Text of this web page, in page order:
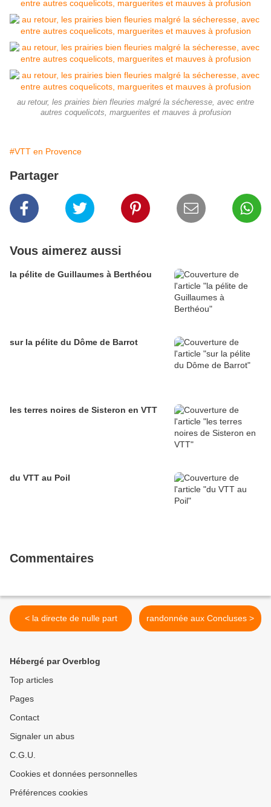
au retour, les prairies bien fleuries malgré la sécheresse, avec entre
autres coquelicots, marguerites et mauves à profusion
#VTT en Provence
Partager
Vous aimerez aussi
la pélite de Guillaumes à Berthéou
sur la pélite du Dôme de Barrot
les terres noires de Sisteron en VTT
du VTT au Poil
Commentaires
< la directe de nulle part randonnée aux Concluses >
Hébergé par Overblog
Top articles
Pages
Contact
Signaler un abus
C.G.U.
Cookies et données personnelles
Préférences cookies